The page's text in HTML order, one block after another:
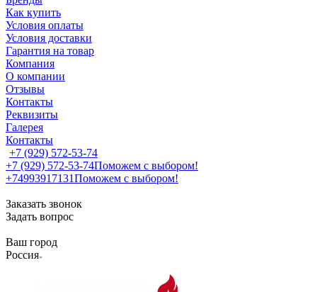
Как купить
Условия оплаты
Условия доставки
Гарантия на товар
Компания
О компании
Отзывы
Контакты
Реквизиты
Галерея
Контакты
+7 (929) 572-53-74
+7 (929) 572-53-74Поможем с выбором!
+74993917131Поможем с выбором!
Заказать звонок
Задать вопрос
Ваш город
Россия